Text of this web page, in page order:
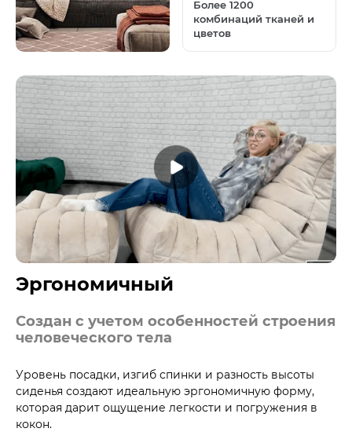
Более 1200
комбинаций тканей и
цветов
Эргономичный
Создан с учетом особенностей строения
человеческого тела
Уровень посадки, изгиб спинки и разность высоты
сиденья создают идеальную эргономичную форму,
которая дарит ощущение легкости и погружения в
кокон.